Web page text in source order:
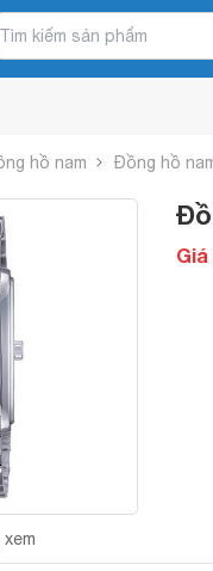
hồ nam Đồng hồ